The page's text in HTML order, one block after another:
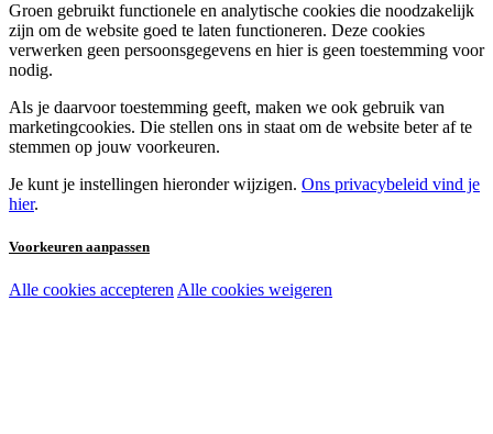
Groen gebruikt functionele en analytische cookies die noodzakelijk
zijn om de website goed te laten functioneren. Deze cookies
verwerken geen persoonsgegevens en hier is geen toestemming voor
nodig.
Als je daarvoor toestemming geeft, maken we ook gebruik van
marketingcookies. Die stellen ons in staat om de website beter af te
stemmen op jouw voorkeuren.
Je kunt je instellingen hieronder wijzigen. Ons privacybeleid vind je
hier.
Voorkeuren aanpassen
Noodzakelijke cookies:
Alle cookies accepteren Alle cookies weigeren